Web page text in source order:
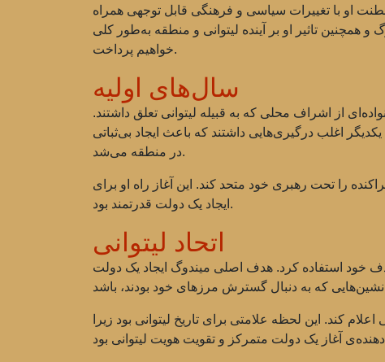
سلطنت او با تغییرات سیاسی و فرهنگی قابل توجهی همراه
همچنین تاثیر او بر آینده لیتوانی و منطقه به‌طور کلی
خواهیم پرداخت.
سال‌های اولیه
موجود نیست. او حوالی سال 1200 متولد شد، احتمالا در خانواده‌ای از اشراف محلی که به قبیله لیتوانی تعلق داشتند.
اغلب درگیری‌هایی داشتند که باعث ایجاد بی‌ثباتی
در منطقه می‌شد.
را تحت رهبری خود متحد کند. این آغاز راه او برای
ایجاد یک دولت قدرتمند بود.
اتحاد لیتوانی
خود استفاده کرد. هدف اصلی میندوگ ایجاد یک دولت
لیتوانی را متحد کند و در سال 1253 خود را پادشاه لیتوانی اعلام کند. این لحظه علامتی برای تاریخ لیتوانی بود زیرا